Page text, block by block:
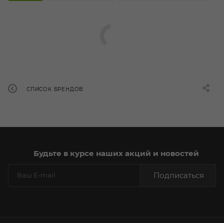
СПИСОК БРЕНДОВ
Будьте в курсе наших акций и новостей
Подписаться